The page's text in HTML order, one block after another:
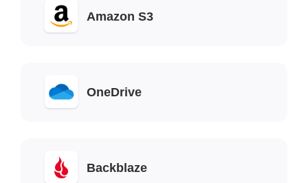
Amazon S3
OneDrive
Backblaze